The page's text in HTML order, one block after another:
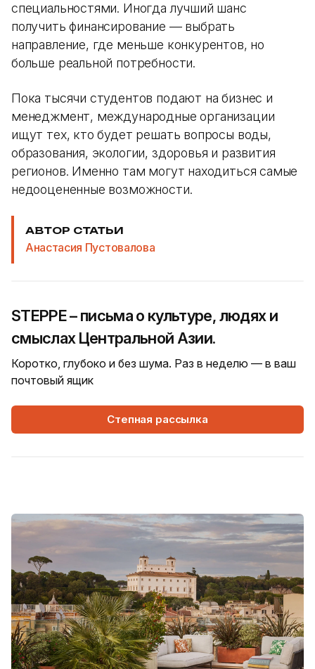
специальностями. Иногда лучший шанс
получить финансирование — выбрать
направление, где меньше конкурентов, но
больше реальной потребности.
Пока тысячи студентов подают на бизнес и
менеджмент, международные организации
ищут тех, кто будет решать вопросы воды,
образования, экологии, здоровья и развития
регионов. Именно там могут находиться самые
недооцененные возможности.
АВТОР СТАТЬИ
Анастасия Пустовалова
STEPPE – письма о культуре, людях и
смыслах Центральной Азии.
Коротко, глубоко и без шума. Раз в неделю — в ваш
почтовый ящик
Степная рассылка